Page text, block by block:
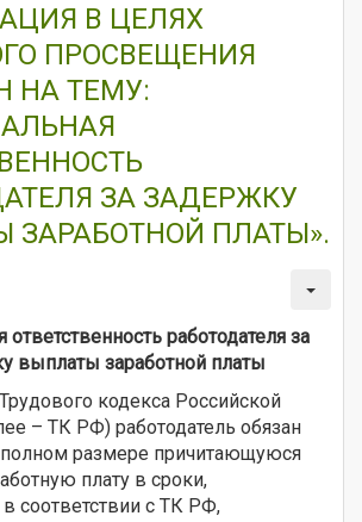
В ЦЕЛЯХ
ПРОСВЕЩЕНИЯ
НА ТЕМУ:
ЗА ЗАДЕРЖКУ
ЗАРАБОТНОЙ ПЛАТЫ».
ответственность работодателя за
выплаты заработной платы
кодекса Российской
– ТК РФ) работодатель обязан
размере причитающуюся
плату в сроки,
соответствии с ТК РФ,